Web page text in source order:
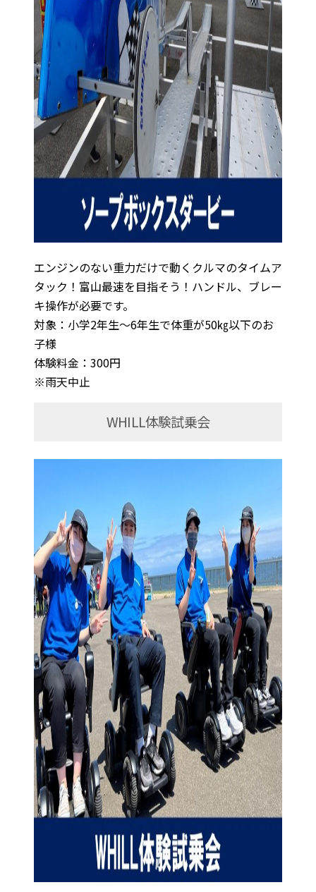
エンジンのない重力だけで動くクルマのタイムア
タック！富山最速を目指そう！ハンドル、ブレー
キ操作が必要です。
対象：小学2年生～6年生で体重が50㎏以下のお
子様
体験料金：300円
※雨天中止
WHILL体験試乗会